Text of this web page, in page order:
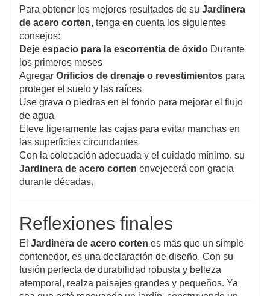
Para obtener los mejores resultados de su Jardinera
de acero corten, tenga en cuenta los siguientes
consejos:
Deje espacio para la escorrentía de óxido Durante
los primeros meses
Agregar Orificios de drenaje o revestimientos para
proteger el suelo y las raíces
Use grava o piedras en el fondo para mejorar el flujo
de agua
Eleve ligeramente las cajas para evitar manchas en
las superficies circundantes
Con la colocación adecuada y el cuidado mínimo, su
Jardinera de acero corten envejecerá con gracia
durante décadas.
Reflexiones finales
El Jardinera de acero corten es más que un simple
contenedor, es una declaración de diseño. Con su
fusión perfecta de durabilidad robusta y belleza
atemporal, realza paisajes grandes y pequeños. Ya